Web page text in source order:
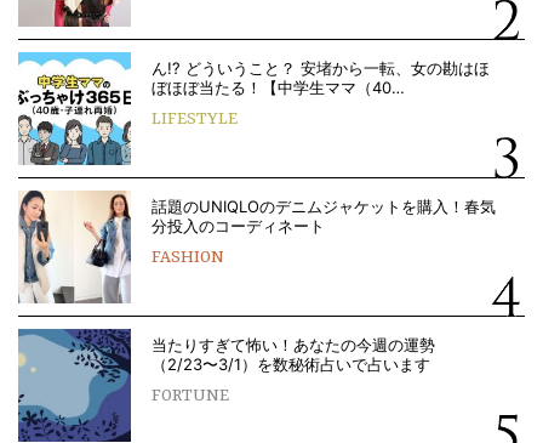
ん!? どういうこと？ 安堵から一転、女の勘はほ
ぼほぼ当たる！【中学生ママ（40…
LIFESTYLE
話題のUNIQLOのデニムジャケットを購入！春気
分投入のコーディネート
FASHION
当たりすぎて怖い！あなたの今週の運勢
（2/23〜3/1）を数秘術占いで占います
FORTUNE